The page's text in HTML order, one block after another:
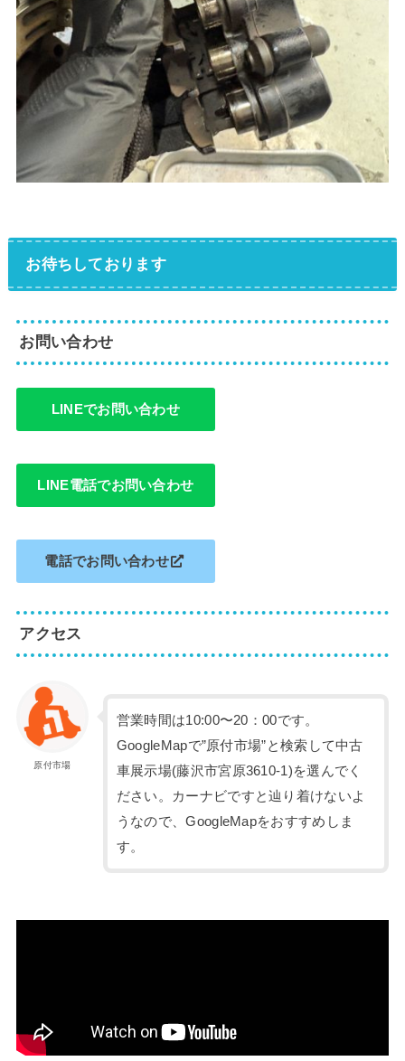
お待ちしております
お問い合わせ
LINEでお問い合わせ
LINE電話でお問い合わせ
電話でお問い合わせ
アクセス
原付市場
営業時間は10:00〜20：00です。
GoogleMapで”原付市場”と検索して中古
車展示場(藤沢市宮原3610-1)を選んでく
ださい。カーナビですと辿り着けないよ
うなので、GoogleMapをおすすめしま
す。